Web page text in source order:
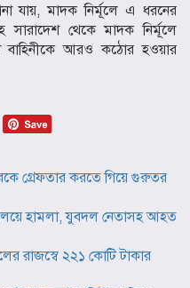
যায়, মাদক নির্মূলে এ ধরনের
সারাদেশ থেকে মাদক নির্মূলে
বাহিনীকে আরও কঠোর হওয়ার
গ্রেফতার করতে গিয়ে গুরুতর
হামলা, যুবদল নেতাসহ আহত
রাজস্বে ২২১ কোটি টাকার